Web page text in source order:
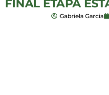
FINAL ETAPA
Gabriela Garcia